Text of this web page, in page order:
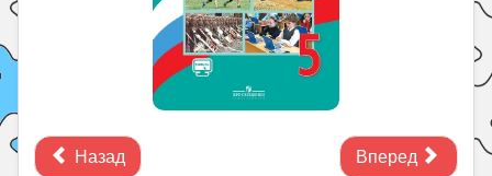
Назад Вперед